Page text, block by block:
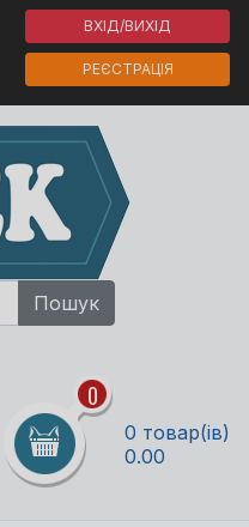
ВХІД/ВИХІД
РЕЄСТРАЦІЯ
0
0 товар(ів)
0.00